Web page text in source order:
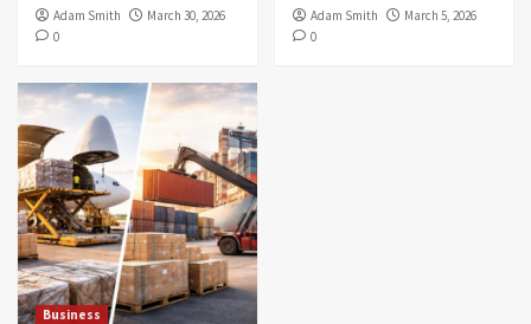
Adam Smith
March 30, 2026
0
Adam Smith
March 5, 2026
0
Business